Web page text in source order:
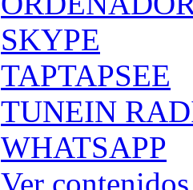
SKYPE
TAPTAPSEE
TUNEIN
WHATSAPP
Ver